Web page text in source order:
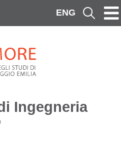
ENG Cerca
Ingegneria